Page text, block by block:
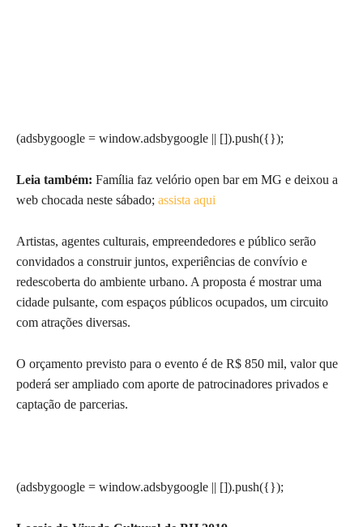
(adsbygoogle = window.adsbygoogle || []).push({});
Leia também: Família faz velório open bar em MG e deixou a
web chocada neste sábado; assista aqui
Artistas, agentes culturais, empreendedores e público serão
convidados a construir juntos, experiências de convívio e
redescoberta do ambiente urbano. A proposta é mostrar uma
cidade pulsante, com espaços públicos ocupados, um circuito
com atrações diversas.
O orçamento previsto para o evento é de R$ 850 mil, valor que
poderá ser ampliado com aporte de patrocinadores privados e
captação de parcerias.
(adsbygoogle = window.adsbygoogle || []).push({});